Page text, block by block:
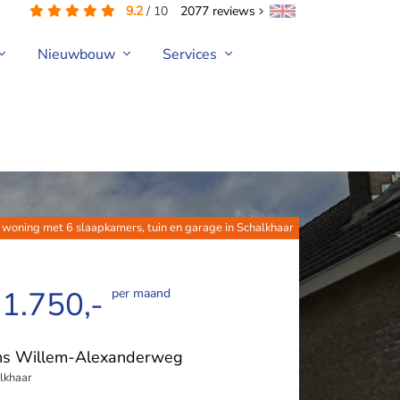
9.2/ 10 2077 reviews
Nieuwbouw Services
met 6 slaapkamers, tuin en garage in Schalkhaar
per maand
Willem-Alexanderweg